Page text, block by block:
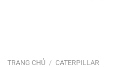
TRANG CHỦ / CATERPILLAR